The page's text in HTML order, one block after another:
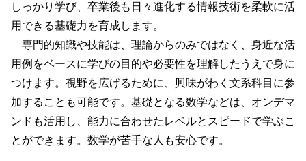
しっかり学び、卒業後も日々進化する情報技術を柔軟に活
用できる基礎力を育成します。
専門的知識や技能は、理論からのみではなく、身近な活
用例をベースに学びの目的や必要性を理解したうえで身に
つけます。視野を広げるために、興味がわく文系科目に参
加することも可能です。基礎となる数学などは、オンデマ
ンドも活用し、能力に合わせたレベルとスピードで学ぶこ
とができます。数学が苦手な人も安心です。